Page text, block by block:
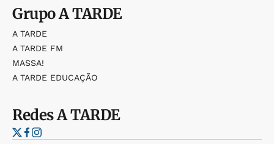
GrupoA TARDE
A TARDE
A TARDE FM
MASSA!
A TARDE EDUCAÇÃO
RedesA TARDE